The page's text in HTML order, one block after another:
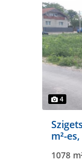
4
m²-
1078